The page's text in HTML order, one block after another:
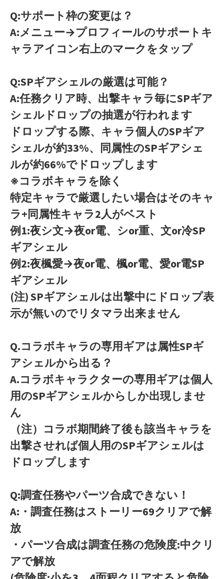
Q:サポート枠の変更は？
A:メニュー→プロフィールのサポートキ
ャラアイコン右上のマークをタップ
Q:SPギアシェルの厳選は可能？
A:任務クリア時、出撃キャラ毎にSPギア
シェルドロップの抽選が行われます
ドロップする際、キャラ個人のSPギア
シェルが約33%、同属性のSPギアシェ
ルが約66%でドロップします
※コラボキャラを除く
特定キャラで厳選したい場合はそのキャ
ラ+同属性キャラ2人がベスト
例1:夜シ文→夜or電、シor重、文or冷SP
ギアシェル
例2:夜楓愛→夜or電、楓or電、愛or電SP
ギアシェル
(注) SPギアシェルは出撃中にドロップ表
示が無いのでリタマラ出来ません
Q.コラボキャラの専用ギアは属性SPギ
アシェルから出る？
A.コラボキャラクターの専用ギアは個人
用のSPギアシェルからしか出現しませ
ん
（注）コラボ期間終了後も該当キャラを
出撃させれば個人用のSPギアシェルは
ドロップします
Q:調査任務やパーツ合成できない！
A:・調査任務はストーリー69クリアで解
放
・パーツ合成は調査任務の危険度:中クリ
アで解放